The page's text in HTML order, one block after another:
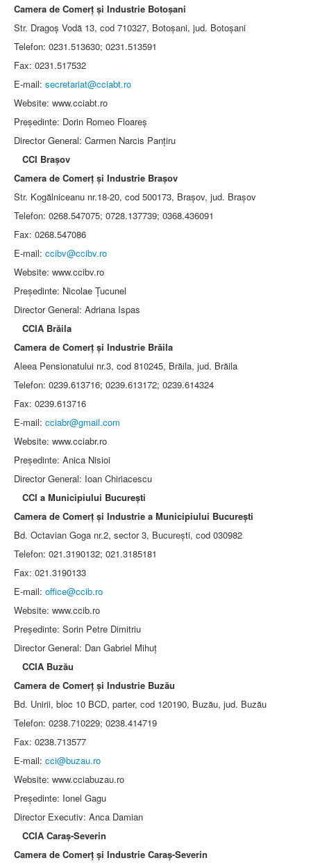
Camera de Comerţ şi Industrie Botoşani
Str. Dragoş Vodă 13, cod 710327, Botoşani, jud. Botoşani
Telefon: 0231.513630; 0231.513591
Fax: 0231.517532
E-mail: secretariat@cciabt.ro
Website: www.cciabt.ro
Preşedinte: Dorin Romeo Floareş
Director General: Carmen Narcis Panţiru
CCI Braşov
Camera de Comerţ şi Industrie Braşov
Str. Kogălniceanu nr.18-20, cod 500173, Braşov, jud. Braşov
Telefon: 0268.547075; 0728.137739; 0368.436091
Fax: 0268.547086
E-mail: ccibv@ccibv.ro
Website: www.ccibv.ro
Preşedinte: Nicolae Ţucunel
Director General: Adriana Ispas
CCIA Brăila
Camera de Comerţ şi Industrie Brăila
Aleea Pensionatului nr.3, cod 810245, Brăila, jud. Brăila
Telefon: 0239.613716; 0239.613172; 0239.614324
Fax: 0239.613716
E-mail: cciabr@gmail.com
Website: www.cciabr.ro
Preşedinte: Anica Nisioi
Director General: Ioan Chiriacescu
CCI a Municipiului Bucureşti
Camera de Comerţ şi Industrie a Municipiului Bucureşti
Bd. Octavian Goga nr.2, sector 3, Bucureşti, cod 030982
Telefon: 021.3190132; 021.3185181
Fax: 021.3190133
E-mail: office@ccib.ro
Website: www.ccib.ro
Preşedinte: Sorin Petre Dimitriu
Director General: Dan Gabriel Mihuţ
CCIA Buzău
Camera de Comerţ şi Industrie Buzău
Bd. Unirii, bloc 10 BCD, parter, cod 120190, Buzău, jud. Buzău
Telefon: 0238.710229; 0238.414719
Fax: 0238.713577
E-mail: cci@buzau.ro
Website: www.cciabuzau.ro
Preşedinte: Ionel Gagu
Director Executiv: Anca Damian
CCIA Caraş-Severin
Camera de Comerţ şi Industrie Caraş-Severin